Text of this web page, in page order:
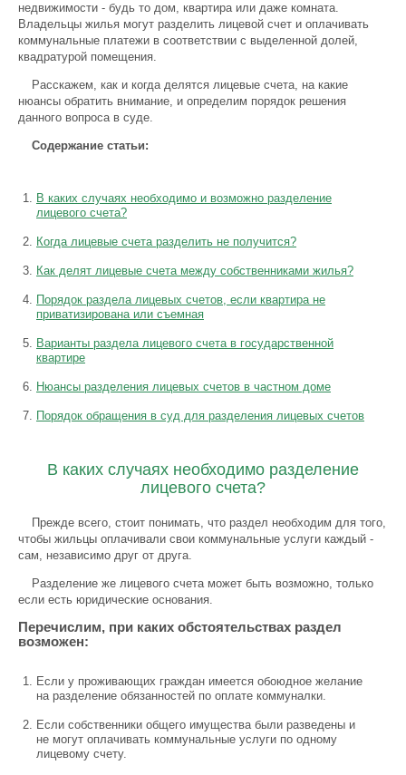
недвижимости - будь то дом, квартира или даже комната.
Владельцы жилья могут разделить лицевой счет и оплачивать
коммунальные платежи в соответствии с выделенной долей,
квадратурой помещения.
Расскажем, как и когда делятся лицевые счета, на какие
нюансы обратить внимание, и определим порядок решения
данного вопроса в суде.
Содержание статьи:
В каких случаях необходимо и возможно разделение
лицевого счета?
Когда лицевые счета разделить не получится?
Как делят лицевые счета между собственниками жилья?
Порядок раздела лицевых счетов, если квартира не
приватизирована или съемная
Варианты раздела лицевого счета в государственной
квартире
Нюансы разделения лицевых счетов в частном доме
Порядок обращения в суд для разделения лицевых счетов
В каких случаях необходимо разделение
лицевого счета?
Прежде всего, стоит понимать, что раздел необходим для того,
чтобы жильцы оплачивали свои коммунальные услуги каждый -
сам, независимо друг от друга.
Разделение же лицевого счета может быть возможно, только
если есть юридические основания.
Перечислим, при каких обстоятельствах раздел
возможен:
Если у проживающих граждан имеется обоюдное желание
на разделение обязанностей по оплате коммуналки.
Если собственники общего имущества были разведены и
не могут оплачивать коммунальные услуги по одному
лицевому счету.